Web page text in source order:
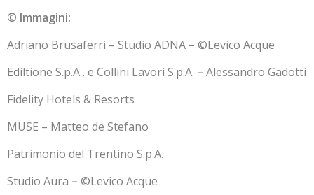
© Immagini:
Adriano Brusaferri – Studio ADNA – ©Levico Acque
Ediltione S.p.A . e Collini Lavori S.p.A. – Alessandro Gadotti
Fidelity Hotels & Resorts
MUSE – Matteo de Stefano
Patrimonio del Trentino S.p.A.
Studio Aura – ©Levico Acque